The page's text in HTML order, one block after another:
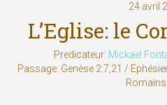
24 avril
L’Eglise: le
Predicateur: Mickael
Passage: Genèse 2:7,21 /